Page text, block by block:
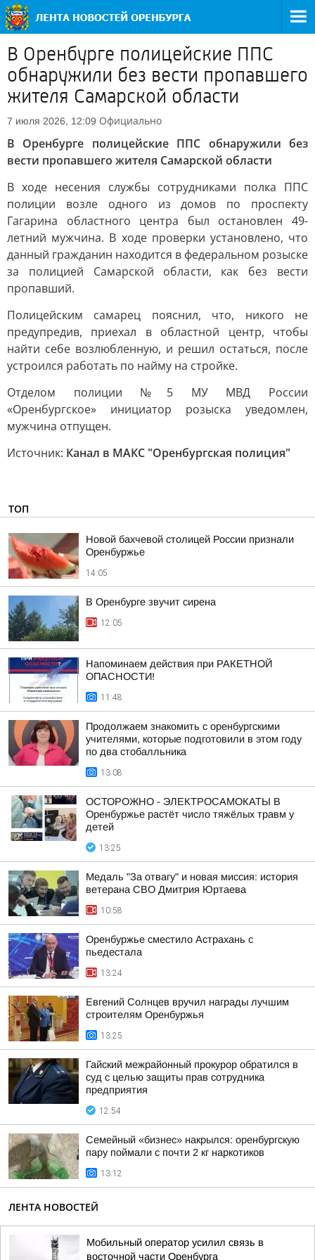
В Оренбурге полицейские ППС
обнаружили без вести пропавшего
жителя Самарской области
7 июля 2026, 12:09 Официально
В Оренбурге полицейские ППС обнаружили без
вести пропавшего жителя Самарской области
В ходе несения службы сотрудниками полка ППС
полиции возле одного из домов по проспекту
Гагарина областного центра был остановлен 49-
летний мужчина. В ходе проверки установлено, что
данный гражданин находится в федеральном розыске
за полицией Самарской области, как без вести
пропавший.
Полицейским самарец пояснил, что, никого не
предупредив, приехал в областной центр, чтобы
найти себе возлюбленную, и решил остаться, после
устроился работать по найму на стройке.
Отделом полиции №5 МУ МВД России
«Оренбургское» инициатор розыска уведомлен,
мужчина отпущен.
Источник: Канал в МАКС "Оренбургская полиция"
ТОП
Новой бахчевой столицей России признали
Оренбуржье
14:05
В Оренбурге звучит сирена
12:05
Напоминаем действия при РАКЕТНОЙ
ОПАСНОСТИ!
11:48
Продолжаем знакомить с оренбургскими
учителями, которые подготовили в этом году
по два стобалльника
13:08
ОСТОРОЖНО - ЭЛЕКТРОСАМОКАТЫ В
Оренбуржье растёт число тяжёлых травм у
детей
13:25
Медаль "За отвагу" и новая миссия: история
ветерана СВО Дмитрия Юртаева
10:58
Оренбуржье сместило Астрахань с
пьедестала
13:24
Евгений Солнцев вручил награды лучшим
строителям Оренбуржья
13:25
Гайский межрайонный прокурор обратился в
суд с целью защиты прав сотрудника
предприятия
12:54
Семейный «бизнес» накрылся: оренбургскую
пару поймали с почти 2 кг наркотиков
13:12
ЛЕНТА НОВОСТЕЙ
Мобильный оператор усилил связь в
восточной части Оренбурга